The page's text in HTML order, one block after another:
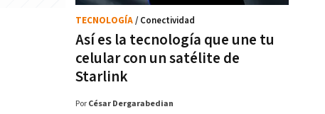
Así es la tecnología que une tu
celular con un satélite de
Starlink
TECNOLOGÍA/ Conectividad
Por César Dergarabedian